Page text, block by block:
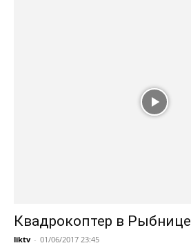
Квадрокоптер в Рыбнице
liktv - 01/06/2017 23:45